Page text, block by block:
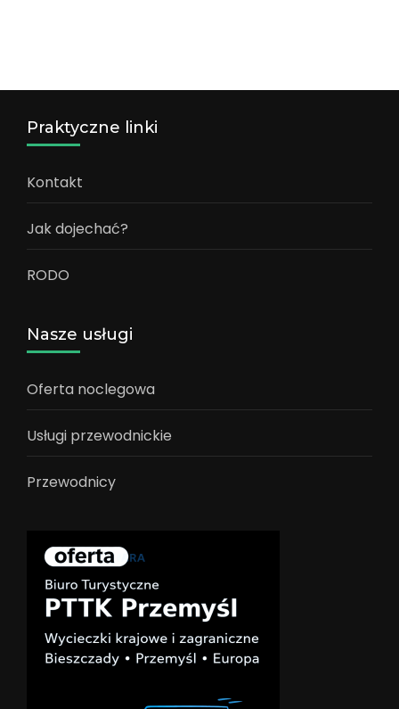
Praktyczne linki
Kontakt
Jak dojechać?
RODO
Nasze usługi
Oferta noclegowa
Usługi przewodnickie
Przewodnicy